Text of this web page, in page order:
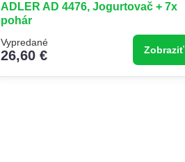
ADLER AD 4476, Jogurtovač + 7x
pohár
Vypredané
26,60 € Zobraziť